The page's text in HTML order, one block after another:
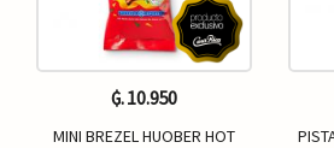
₲. 10.950
MINI BREZEL HUOBER HOT